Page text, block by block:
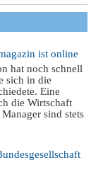
ist online
hat noch schnell
sich in die
Eine
die Wirtschaft
sind stets